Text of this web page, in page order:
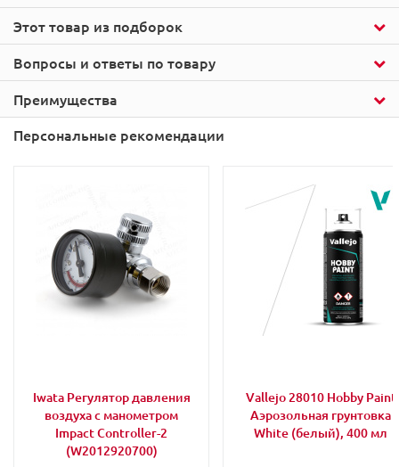
Этот товар из подборок
Вопросы и ответы по товару
Преимущества
Персональные рекомендации
Iwata Регулятор давления
воздуха с манометром
Impact Controller-2
(W2012920700)
Vallejo 28010 Hobby Paint
Аэрозольная грунтовка
White (белый), 400 мл